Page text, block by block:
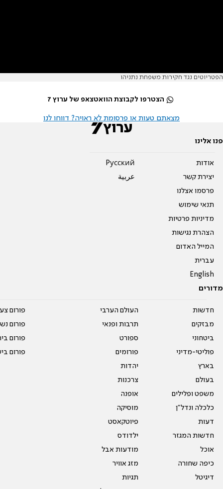
הפטריוטים נגד חקירות משפחת נתניהו
הצטרפו לקבוצת הוואטצאפ של ערוץ 7
מצאתם טעות או פרסומת לא ראויה? דווחו לנו
פנו אלינו
אודות
יצירת קשר
פרסמו אצלנו
תנאי שימוש
מדיניות פרטיות
הצהרת נגישות
המייל האדום
עברית
English
Pусский
عربية
מדורים
חדשות
מבזקים
ביטחוני
פוליטי-מדיני
בארץ
בעולם
משפט ופלילים
כלכלה ונדל"ן
דעות
חדשות המגזר
אוכל
כיפה שחורה
דיגיטל
העולם הערבי
תרבות ופנאי
ספורט
פורומים
יהדות
צרכנות
אופנה
מוסיקה
פיוטקאסט
ילדודס
מודעות אבל
מזג אוויר
תגיות
פורום
פורום
פורום
פורום